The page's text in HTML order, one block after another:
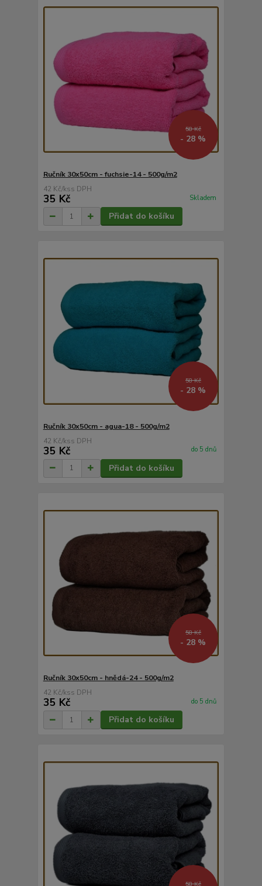
58 Kč
- 28 %
Ručník 30x50cm - fuchsie-14 - 500g/m2
42 Kč/ks
35 Kč Skladem
Přidat do košíku
58 Kč
- 28 %
Ručník 30x50cm - agua-18 - 500g/m2
42 Kč/ks
35 Kč do 5 dnů
Přidat do košíku
58 Kč
- 28 %
Ručník 30x50cm - hnědá-24 - 500g/m2
42 Kč/ks
35 Kč do 5 dnů
Přidat do košíku
58 Kč